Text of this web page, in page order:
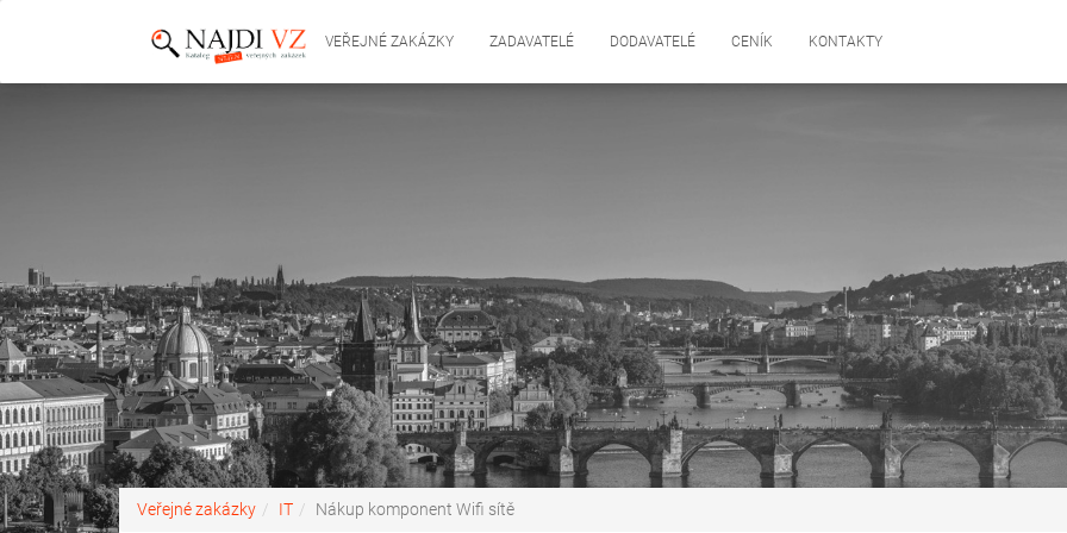
VEŘEJNÉ ZAKÁZKY ZADAVATELÉ DODAVATELÉ CENÍK KONTAKTY
Veřejné zakázky IT Nákup komponent Wifi sítě